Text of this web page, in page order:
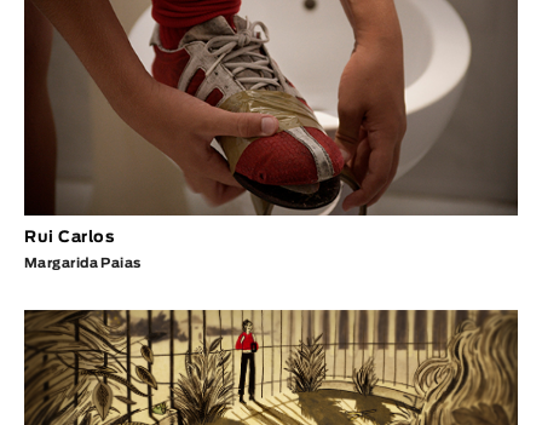
Rui Carlos
Margarida Paias